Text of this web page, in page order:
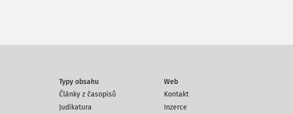
Typy obsahu
Články z časopisů
Judikatura
Web
Kontakt
Inzerce